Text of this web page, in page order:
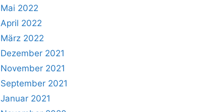
Mai 2022
April 2022
März 2022
Dezember 2021
November 2021
September 2021
Januar 2021